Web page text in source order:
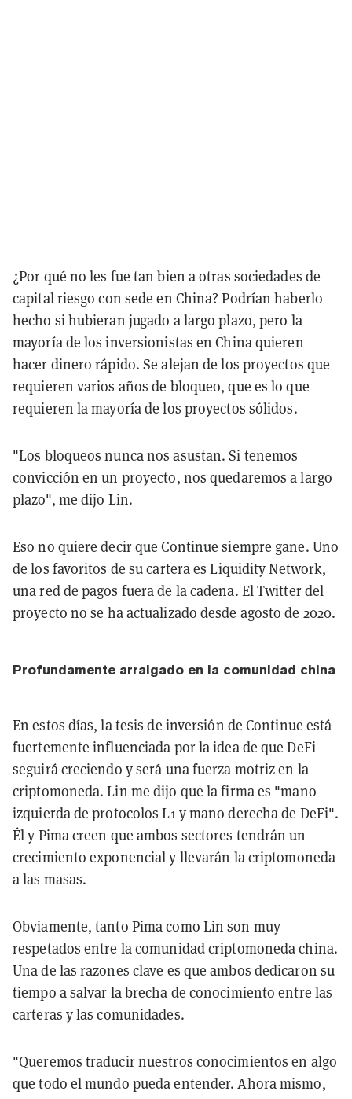
¿Por qué no les fue tan bien a otras sociedades de
capital riesgo con sede en China? Podrían haberlo
hecho si hubieran jugado a largo plazo, pero la
mayoría de los inversionistas en China quieren
hacer dinero rápido. Se alejan de los proyectos que
requieren varios años de bloqueo, que es lo que
requieren la mayoría de los proyectos sólidos.
"Los bloqueos nunca nos asustan. Si tenemos
convicción en un proyecto, nos quedaremos a largo
plazo", me dijo Lin.
Eso no quiere decir que Continue siempre gane. Uno
de los favoritos de su cartera es Liquidity Network,
una red de pagos fuera de la cadena. El Twitter del
proyecto no se ha actualizado desde agosto de 2020.
Profundamente arraigado en la comunidad china
En estos días, la tesis de inversión de Continue está
fuertemente influenciada por la idea de que DeFi
seguirá creciendo y será una fuerza motriz en la
criptomoneda. Lin me dijo que la firma es "mano
izquierda de protocolos L1 y mano derecha de DeFi".
Él y Pima creen que ambos sectores tendrán un
crecimiento exponencial y llevarán la criptomoneda
a las masas.
Obviamente, tanto Pima como Lin son muy
respetados entre la comunidad criptomoneda china.
Una de las razones clave es que ambos dedicaron su
tiempo a salvar la brecha de conocimiento entre las
carteras y las comunidades.
"Queremos traducir nuestros conocimientos en algo
que todo el mundo pueda entender. Ahora mismo,